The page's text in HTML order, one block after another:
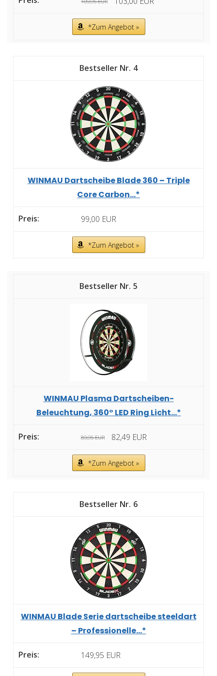
*Zum Angebot »
4
WINMAU Dartscheibe Blade 360 – Triple
Core Carbon...*
99,00 EUR
*Zum Angebot »
5
WINMAU Plasma Dartscheiben-
Beleuchtung, 360° LED Ring Licht...*
89,95 EUR 82,49 EUR
*Zum Angebot »
6
WINMAU Blade Serie dartscheibe steeldart
– Professionelle...*
149,95 EUR